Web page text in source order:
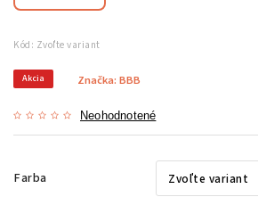
Kód: Zvoľte variant
Akcia
Neohodnotené
Značka: BBB
Farba